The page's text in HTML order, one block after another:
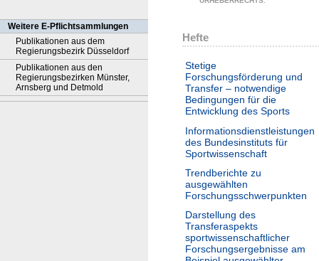
Weitere E-Pflichtsammlungen
Publikationen aus dem
Regierungsbezirk Düsseldorf
Publikationen aus den
Regierungsbezirken Münster,
Arnsberg und Detmold
Hefte
Stetige
Forschungsförderung und
Transfer – notwendige
Bedingungen für die
Entwicklung des Sports
Informationsdienstleistungen
des Bundesinstituts für
Sportwissenschaft
Trendberichte zu
ausgewählten
Forschungsschwerpunkten
Darstellung des
Transferaspekts
sportwissenschaftlicher
Forschungsergebnisse am